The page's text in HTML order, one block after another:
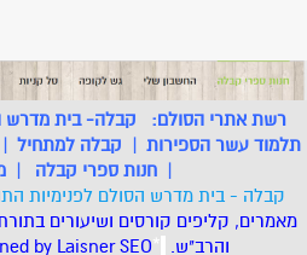
רשת אתרי הסולם: קבלה- בית מדרש
תלמוד עשר הספירות | קבלה למתחיל
| חנות ספרי קבלה |
קבלה - בית מדרש הסולם לפנימיות
מאמרים, קליפים קורסים ושיעורים
והרב"ש.
*
by LaisnerSEO